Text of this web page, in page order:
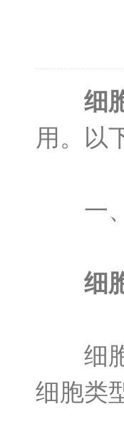
细
用。以
一、
细
细胞
细胞类